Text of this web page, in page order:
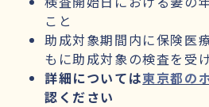
こと
助成対象期間内に保険医
もに助成対象の検査を受
詳細については東京都の
認ください